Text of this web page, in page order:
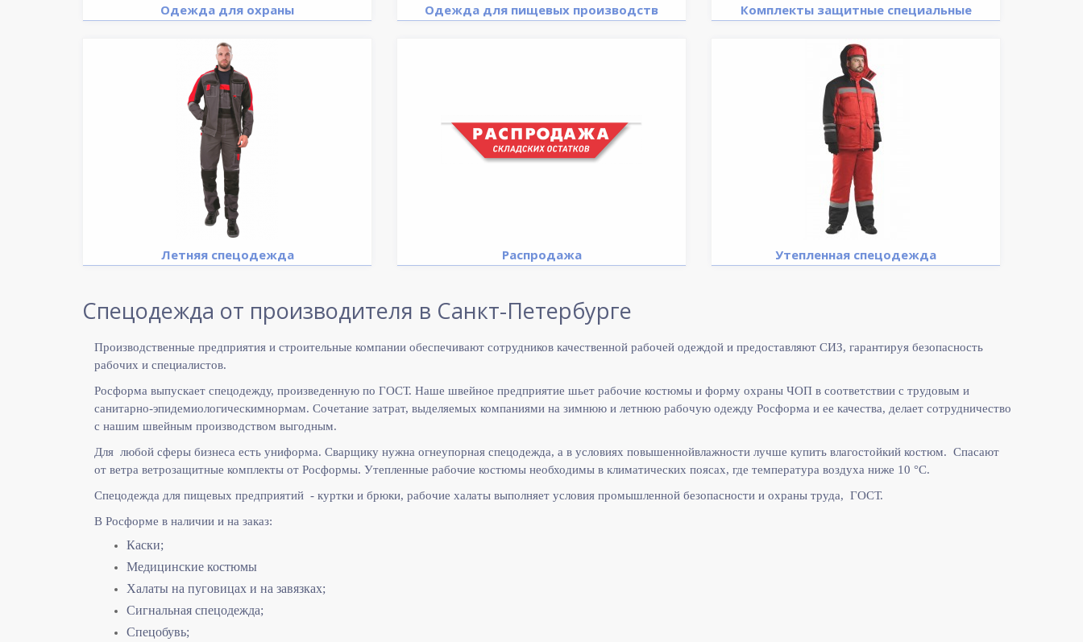
Одежда для охраны Одежда для пищевых производств Комплекты защитные специальные
Летняя спецодежда Распродажа Утепленная спецодежда
Спецодежда от производителя в Санкт-Петербурге
Производственные предприятия и строительные компании обеспечивают сотрудников качественной рабочей одеждой и предоставляют СИЗ, гарантируя безопасность
рабочих и специалистов.
Росформа выпускает спецодежду, произведенную по ГОСТ. Наше швейное предприятие шьет рабочие костюмы и форму охраны ЧОП в соответствии с трудовым и
санитарно-эпидемиологическимнормам. Сочетание затрат, выделяемых компаниями на зимнюю и летнюю рабочую одежду Росформа и ее качества, делает сотрудничество
с нашим швейным производством выгодным.
Для любой сферы бизнеса есть униформа. Сварщику нужна огнеупорная спецодежда, а в условиях повышеннойвлажности лучше купить влагостойкий костюм. Спасают
от ветра ветрозащитные комплекты от Росформы. Утепленные рабочие костюмы необходимы в климатических поясах, где температура воздуха ниже 10 °C.
Спецодежда для пищевых предприятий - куртки и брюки, рабочие халаты выполняет условия промышленной безопасности и охраны труда, ГОСТ.
В Росформе в наличии и на заказ:
Каски;
Медицинские костюмы
Халаты на пуговицах и на завязках;
Сигнальная спецодежда;
Спецобувь;